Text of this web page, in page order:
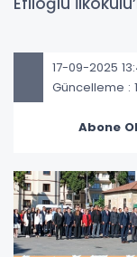
17-09-2025
Güncelleme :
Abone Ol